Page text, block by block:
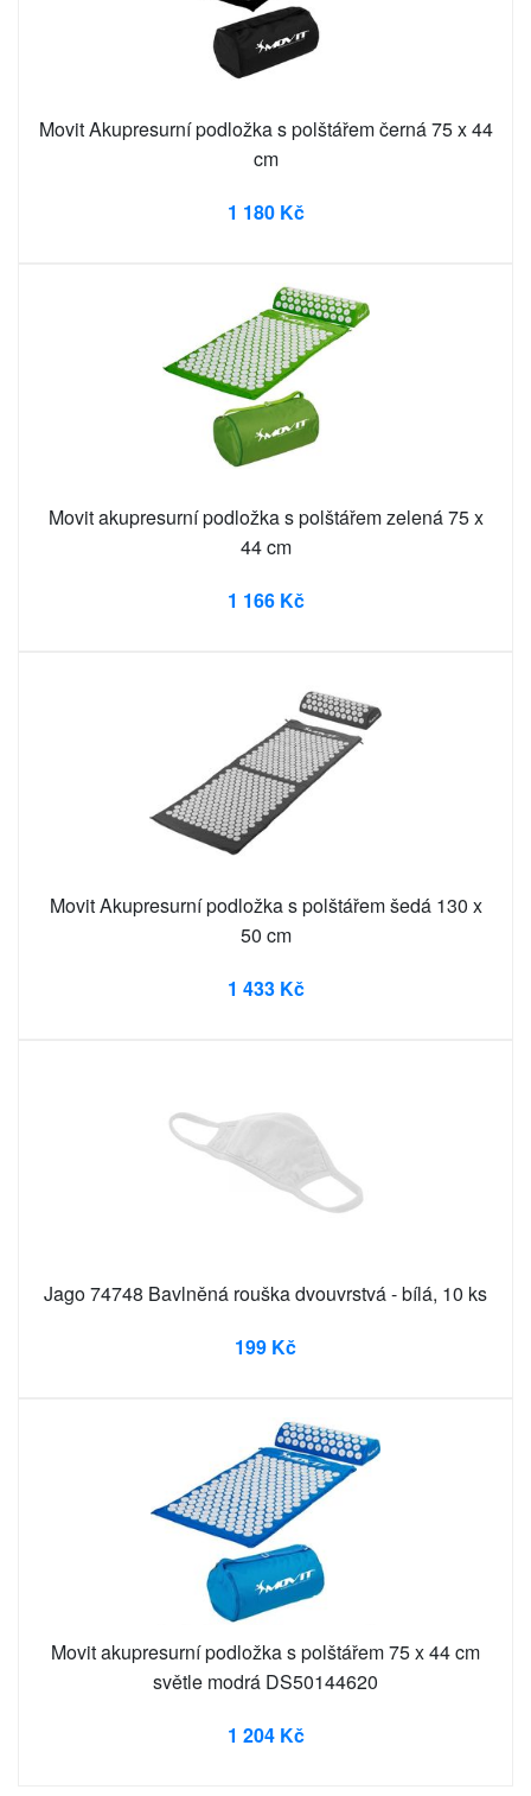
Movit Akupresurní podložka s polštářem černá 75 x 44
cm
1 180 Kč
Movit akupresurní podložka s polštářem zelená 75 x
44 cm
1 166 Kč
Movit Akupresurní podložka s polštářem šedá 130 x
50 cm
1 433 Kč
Jago 74748 Bavlněná rouška dvouvrstvá - bílá, 10 ks
199 Kč
Movit akupresurní podložka s polštářem 75 x 44 cm
světle modrá DS50144620
1 204 Kč